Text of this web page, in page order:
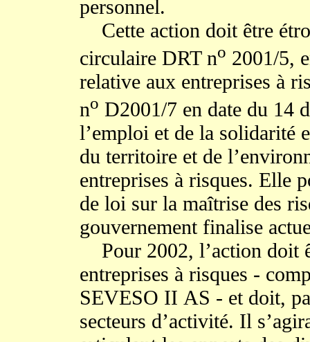
personnel.
Cette action doit être
circulaire DRT no 2001/5,
relative aux entreprises à
no D2001/7 en date du 14
l’emploi et de la solidarité
du territoire et de
entreprises à risques. Elle
de loi sur la maîtrise des
gouvernement finalise
Pour 2002, l’action doit
entreprises à risques -
SEVESO II AS - et doit,
secteurs d’activité. Il